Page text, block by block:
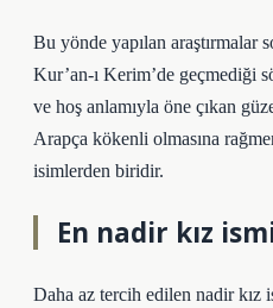
Bu yönde yapılan araştırmalar
Kur’an-ı Kerim’de geçmediği
ve hoş anlamıyla öne çıkan
Arapça kökenli olmasına
isimlerden biridir.
En nadir kız
Daha az tercih edilen nadir kız